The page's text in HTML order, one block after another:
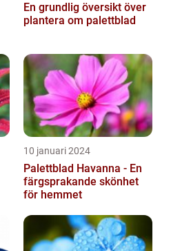
En grundlig översikt över
plantera om palettblad
10 januari 2024
Palettblad Havanna - En
färgsprakande skönhet
för hemmet